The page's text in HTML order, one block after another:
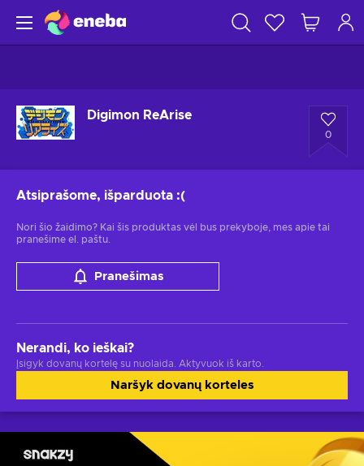
Digimon ReArise
0
Atsiprašome, išparduota :(
Nori šio žaidimo? Kai šis produktas vėl bus prekyboje, mes apie tai
pranešime el. paštu.
Pranešimas
Nerandi, ko ieškai?
Įsigyk dovanų kortelę su nuolaida. Aktyvuok iš karto.
Naršyk dovanų korteles